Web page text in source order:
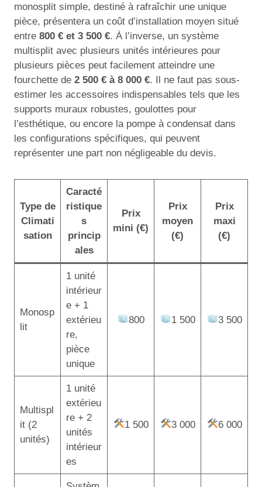
monosplit simple, destiné à rafraîchir une unique
pièce, présentera un coût d’installation moyen situé
entre 800 € et 3 500 €. À l’inverse, un système
multisplit avec plusieurs unités intérieures pour
plusieurs pièces peut facilement atteindre une
fourchette de 2 500 € à 8 000 €. Il ne faut pas sous-
estimer les accessoires indispensables tels que les
supports muraux robustes, goulottes pour
l’esthétique, ou encore la pompe à condensat dans
les configurations spécifiques, qui peuvent
représenter une part non négligeable du devis.
Type de
Climati
sation
Caracté
ristique
s
princip
ales
Prix
mini (€)
Prix
moyen
(€)
Prix
maxi
(€)
Monosp
lit
1 unité
intérieur
e + 1
extérieu
re,
pièce
unique
800 1 500 3 500
Multispl
it (2
unités)
1 unité
extérieu
re + 2
unités
intérieur
es
1 500 3 000 6 000